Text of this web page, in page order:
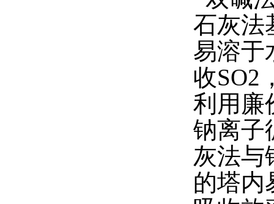
石灰法
易溶于
收SO2
利用廉
钠离子
灰法与
的塔内